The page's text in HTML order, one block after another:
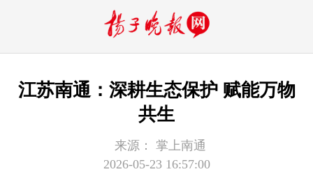
江苏南通：深耕生态保护 赋能万物
共生
来源：
掌上南通
2026-05-23 16:57:00